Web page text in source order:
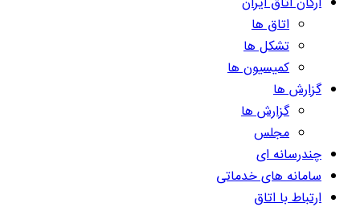
اتاق ها
تشکل ها
کمیسیون ها
گزارش ها
گزارش ها
مجلس
چندرسانه ای
سامانه های خدماتی
ارتباط با اتاق